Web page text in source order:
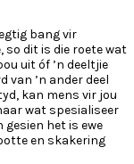
bang vir
so dit is die roete wat
uit óf ’n deeltjie
van ’n ander deel
kan mens vir jou
wat spesialiseer
gesien het is ewe
en skakering